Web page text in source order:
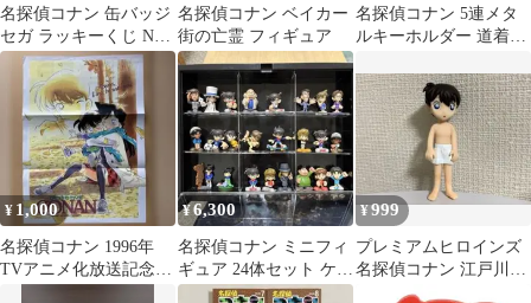
名探偵コナン 缶バッジ
セガ ラッキーくじ Neo
City Pop
名探偵コナン ベイカー
街の亡霊 フィギュア
名探偵コナン 5連メタ
ルキーホルダー 道着
哀・など
¥ 1,000
名探偵コナン 1996年
TVアニメ化放送記念ピ
¥6,300
名探偵コナン ミニフィ
ギュア 24体セット ケー
ス付 96年当時物
¥999
プレミアムヒロインズ
名探偵コナン 江戸川コ
ナン❗️訳あり❗️